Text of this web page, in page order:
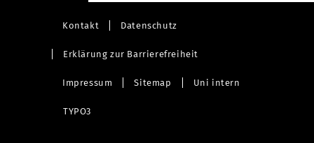
Kontakt Datenschutz
Erklärung zur Barrierefreiheit
Impressum Sitemap Uni intern
TYPO3